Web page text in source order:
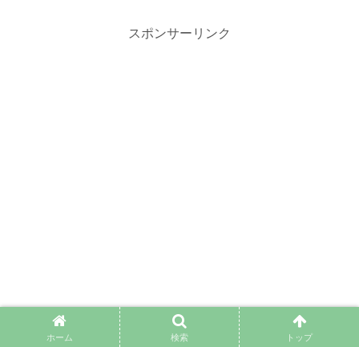
スポンサーリンク
ホーム 検索 トップ